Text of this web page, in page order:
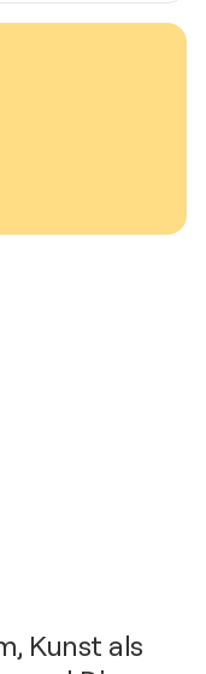
Kunst als